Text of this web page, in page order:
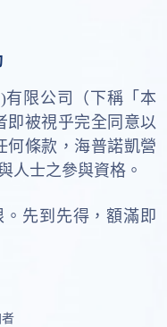
限公司（下稱「本
即被視乎完全同意以
何條款，海普諾凱營
人士之參與資格。
先到先得，額滿即